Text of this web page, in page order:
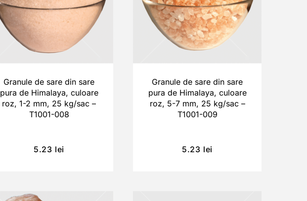
Granule de sare din sare
pura de Himalaya, culoare
roz, 1-2 mm, 25 kg/sac –
T1001-008
5.23 lei
Granule de sare din sare
pura de Himalaya, culoare
roz, 5-7 mm, 25 kg/sac –
T1001-009
5.23 lei